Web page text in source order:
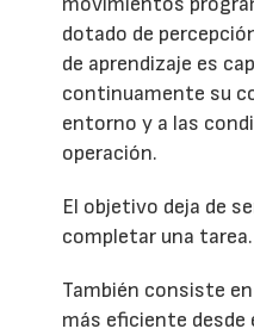
dotado de
de aprendizaje es
continuamente su
entorno y a las
operación.
El objetivo deja de
completar una tarea.
También consiste
más eficiente desde